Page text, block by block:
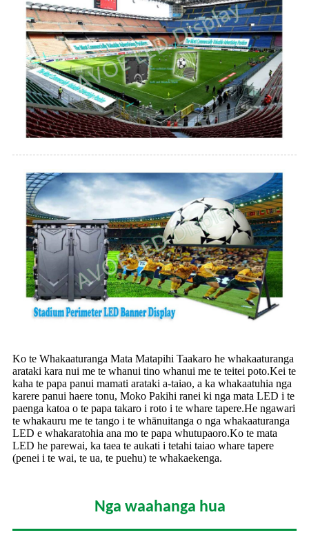
Ko te Whakaaturanga Mata Matapihi Taakaro he whakaaturanga
arataki kara nui me te whanui tino whanui me te teitei poto.Kei te
kaha te papa panui mamati arataki a-taiao, a ka whakaatuhia nga
karere panui haere tonu, Moko Pakihi ranei ki nga mata LED i te
paenga katoa o te papa takaro i roto i te whare tapere.He ngawari
te whakauru me te tango i te whānuitanga o nga whakaaturanga
LED e whakaratohia ana mo te papa whutupaoro.Ko te mata
LED he parewai, ka taea te aukati i tetahi taiao whare tapere
(penei i te wai, te ua, te puehu) te whakaekenga.
Nga waahanga hua